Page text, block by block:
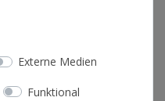
Externe Medien
Funktional